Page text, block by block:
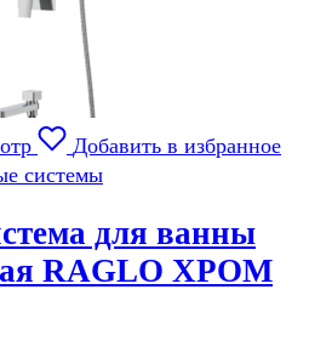
Добавить в избранное
системы
для ванны
RAGLO ХРОМ